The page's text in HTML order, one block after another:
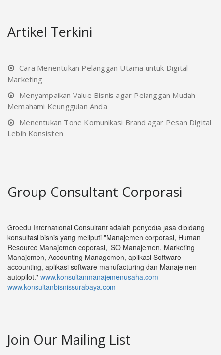
Artikel Terkini
Cara Menentukan Pelanggan Utama untuk Digital
Marketing
Menyampaikan Value Bisnis agar Pelanggan Mudah
Memahami Keunggulan Anda
Menentukan Tone Komunikasi Brand agar Pesan Digital
Lebih Konsisten
Group Consultant Corporasi
Groedu International Consultant adalah penyedia jasa dibidang
konsultasi bisnis yang meliputi "Manajemen corporasi, Human
Resource Manajemen coporasi, ISO Manajemen, Marketing
Manajemen, Accounting Managemen, aplikasi Software
accounting, aplikasi software manufacturing dan Manajemen
autopilot." www.konsultanmanajemenusaha.com
www.konsultanbisnissurabaya.com
Join Our Mailing List